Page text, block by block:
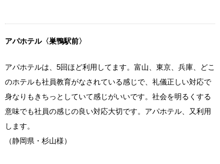
アパホテル〈巣鴨駅前〉
アパホテルは、5回ほど利用してます。富山、東京、兵庫、どこ
のホテルも社員教育がなされている感じで、礼儀正しい対応で
身なりもきちっとしていて感じがいいです。社会を明るくする
意味でも社員の感じの良い対応大切です。アパホテル、又利用
します。
（静岡県・杉山様）